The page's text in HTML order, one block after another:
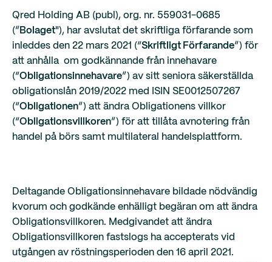
Qred Holding AB (publ), org. nr. 559031-0685
(” Bolaget"), har avslutat det skriftliga förfarande som
inleddes den 22 mars 2021 (“Skriftligt Förfarande”) för
att anhålla om godkännande från innehavare
(“Obligationsinnehavare”) av sitt seniora säkerställda
obligationslån 2019/2022 med ISIN SE0012507267
(“Obligationen”) att ändra Obligationens villkor
(“Obligationsvillkoren”) för att tillåta avnotering från
handel på börs samt multilateral handelsplattform.
Deltagande Obligationsinnehavare bildade nödvändig
kvorum och godkände enhälligt begäran om att ändra
Obligationsvillkoren. Medgivandet att ändra
Obligationsvillkoren fastslogs ha accepterats vid
utgången av röstningsperioden den 16 april 2021.